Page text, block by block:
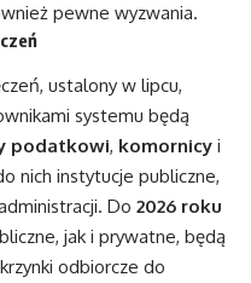
pewne wyzwania.
ustalony w lipcu,
systemu będą
podatkowi, komornicy i
nich instytucje publiczne,
Do 2026 roku
jak i prywatne, będą
odbiorcze do